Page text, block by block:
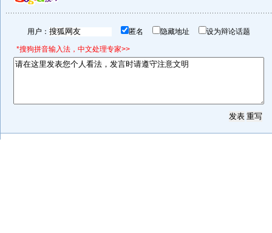
用户： 匿名 隐藏地址 设为辩论话题
*搜狗拼音输入法，中文处理专家>>